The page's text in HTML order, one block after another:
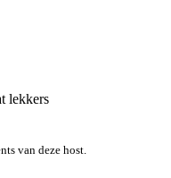
lekkers
van deze host.